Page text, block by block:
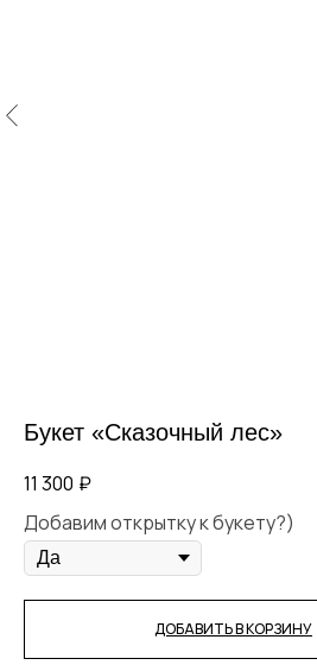
Букет «Сказочный лес»
11 300 ₽
Добавим открытку к букету?)
ДОБАВИТЬ В КОРЗИНУ